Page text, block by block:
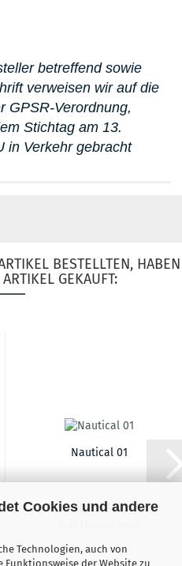
Cookies und andere
Technologien, auch von
der Website zu
betreffend sowie
verweisen wir auf die
GPSR-Verordnung,
Stichtag am 13.
in Verkehr gebracht
BESTELLTEN, HABEN
GEKAUFT:
Nautical 01
16,90 EUR